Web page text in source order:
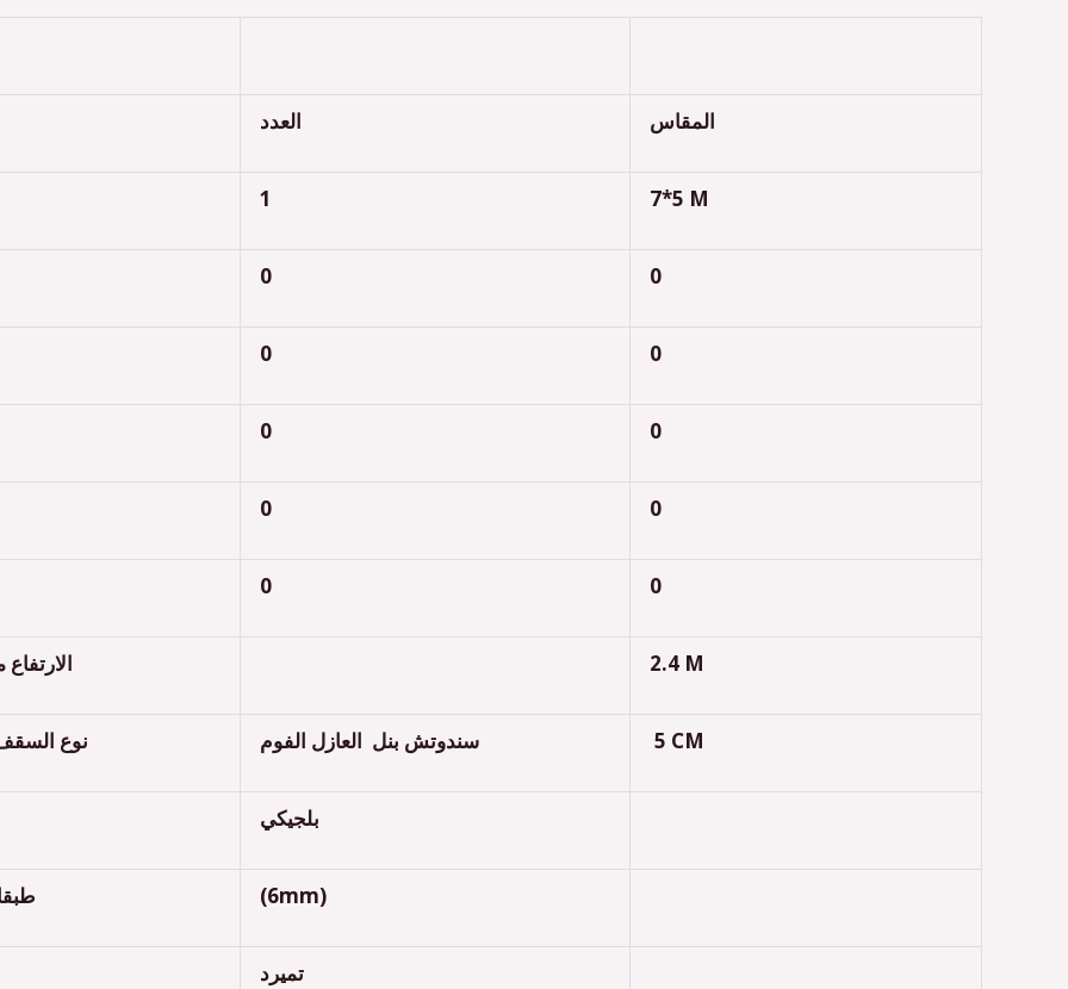
العدد المقاس
1 7*5 M
0 0
0 0
0 0
0 0
0 0
2.4 M
نوع سندوتش بنل العازل الفوم 5 CM
بلجيكي
(6mm)
تميرد